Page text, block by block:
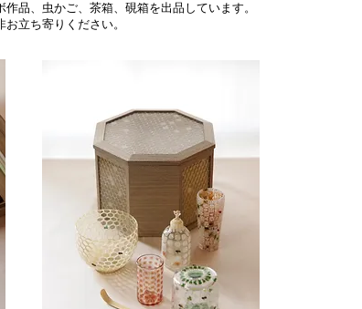
品、虫かご、茶箱、硯箱を出品しています。
立ち寄りください。